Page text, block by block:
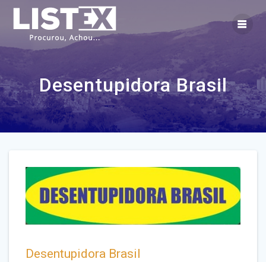
content
Desentupidora Brasil
Desentupidora Brasil